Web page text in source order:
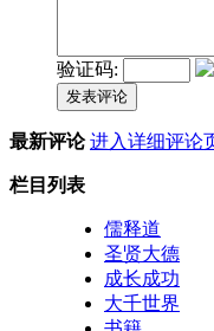
验证码:
发表评论
最新评论 进入详细评论
栏目列表
儒释道
圣贤大德
成长成功
大千世界